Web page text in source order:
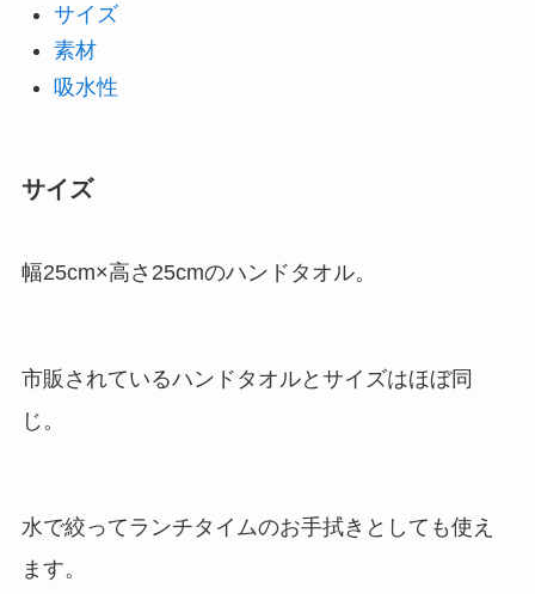
サイズ
素材
吸水性
サイズ
幅25cm×高さ25cmのハンドタオル。
市販されているハンドタオルとサイズはほぼ同
じ。
水で絞ってランチタイムのお手拭きとしても使え
ます。